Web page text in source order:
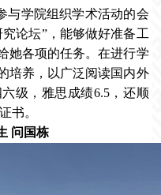
与学院组织学术活动的会
论坛”，能够做好准备工
她各项的任务。在进行学
培养，以广泛阅读国内外
级，雅思成绩6.5，还顺
书。
问国栋